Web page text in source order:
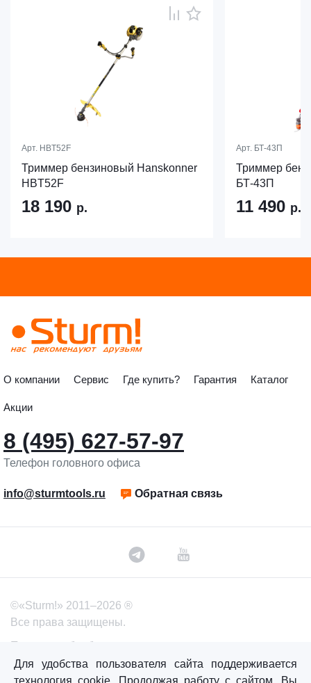
Арт. HBT52F
Триммер бензиновый Hanskonner
HBT52F
18 190 р.
Арт. БТ-43П
Триммер
БТ-43П
11 490 р.
О компании Сервис Где купить? Гарантия Каталог
Акции
8 (495) 627-57-97
Телефон головного офиса
info@sturmtools.ru Обратная связь
©«Sturm!» 2011–2026 ®
Все права защищены.
Политика обработки персональных данных
Согласие на обработку персональных данных
Для удобства пользователя сайта поддерживается
технология cookie. Продолжая работу с сайтом, Вы